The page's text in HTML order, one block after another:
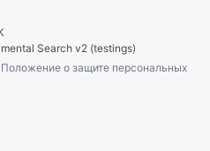
Search v2 (testings)
Положение о защите персональных